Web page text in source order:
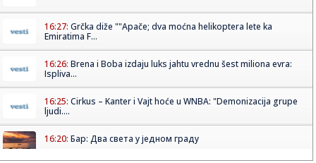
16:27: Grčka diže ""Apače; dva moćna helikoptera lete ka
Emiratima F...
16:26: Brena i Boba izdaju luks jahtu vrednu šest miliona evra:
Ispliva...
16:25: Cirkus – Kanter i Vajt hoće u WNBA: "Demonizacija grupe
ljudi....
16:20: Бар: Два света у једном граду